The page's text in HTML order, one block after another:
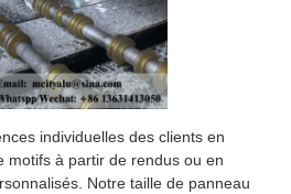
individuelles des clients en
motifs à partir de rendus ou en
Notre taille de panneau